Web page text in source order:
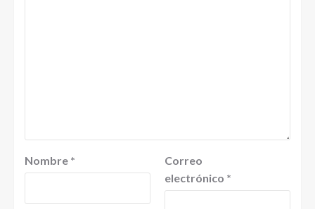
Nombre *
Correo
electrónico *